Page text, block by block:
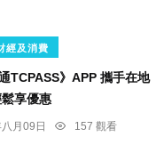
經及消費
TCPASS》APP 攜手在地
享優惠
月09日
157 觀看